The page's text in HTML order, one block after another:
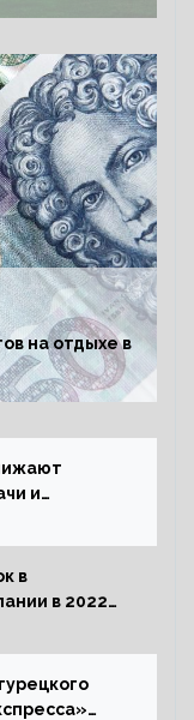
на отдыхе в
и
в
в 2022